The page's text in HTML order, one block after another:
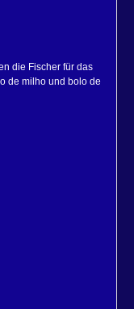
die Fischer für das
de milho und bolo de